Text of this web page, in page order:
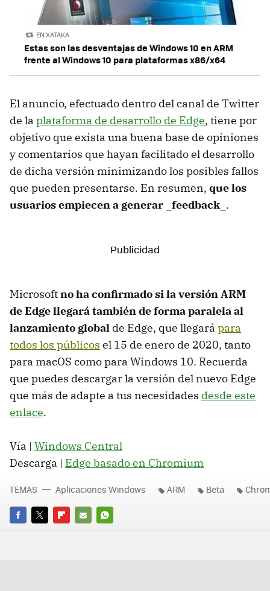
EN XATAKA
Estas son las desventajas de Windows 10 en ARM
frente al Windows 10 para plataformas x86/x64
El anuncio, efectuado dentro del canal de Twitter
de la plataforma de desarrollo de Edge, tiene por
objetivo que exista una buena base de opiniones
y comentarios que hayan facilitado el desarrollo
de dicha versión minimizando los posibles fallos
que pueden presentarse. En resumen, que los
usuarios empiecen a generar _feedback_ .
Microsoftno ha confirmado si la versión ARM
de Edge llegará también de forma paralela al
lanzamiento global de Edge, que llegará para
todos los públicos el 15 de enero de 2020, tanto
para macOS como para Windows 10. Recuerda
que puedes descargar la versión del nuevo Edge
que más de adapte a tus necesidades desde este
enlace.
Vía | Windows Central
Descarga | Edge basado en Chromium
FACEBOOK
TWITTERFLIPBOARD
E-
WHATSAPP
TEMAS Aplicaciones Windows ARM Beta